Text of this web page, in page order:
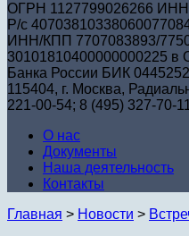
ОГРН 1127799026266
Р/с
ИНН/КПП 7707083893/
30101810400000000225 в
Банка России БИК
115404, г. Москва,
221-00-54; 8 (495) 327-70-11
О нас
Документы
Наша деятельность
Контакты
Главная > Новости >